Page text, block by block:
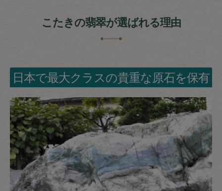
こたきの翡翠が選ばれる理由
日本で最大クラスの貴重な原石を保有